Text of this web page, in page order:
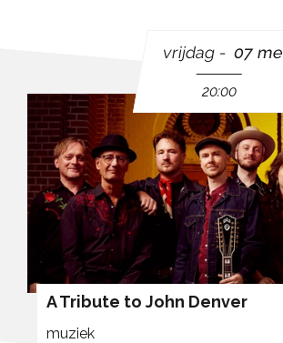
vrijdag 07
20:00
A Tribute to John Denver
muziek